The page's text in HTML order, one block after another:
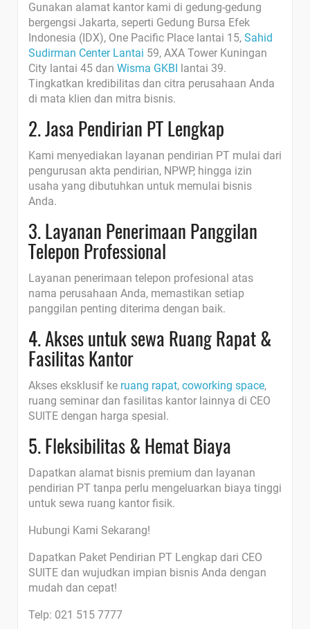
Gunakan alamat kantor kami di gedung-gedung
bergengsi Jakarta, seperti Gedung Bursa Efek
Indonesia (IDX), One Pacific Place lantai 15, Sahid
Sudirman Center Lantai 59, AXA Tower Kuningan
City lantai 45 dan Wisma GKBI
lantai 39.
Tingkatkan kredibilitas dan citra perusahaan Anda
di mata klien dan mitra bisnis.
2. Jasa Pendirian PT Lengkap
Kami menyediakan layanan pendirian PT mulai dari
pengurusan akta pendirian, NPWP, hingga izin
usaha yang dibutuhkan untuk memulai bisnis
Anda.
3. Layanan Penerimaan Panggilan
Telepon Professional
Layanan penerimaan telepon profesional atas
nama perusahaan Anda, memastikan setiap
panggilan penting diterima dengan baik.
4. Akses untuk sewa Ruang Rapat &
Fasilitas Kantor
Akses eksklusif ke ruang rapat, coworking space,
ruang seminar dan fasilitas kantor lainnya di CEO
SUITE dengan harga spesial.
5. Fleksibilitas & Hemat Biaya
Dapatkan alamat bisnis premium dan layanan
pendirian PT tanpa perlu mengeluarkan biaya tinggi
untuk sewa ruang kantor fisik.
Hubungi Kami Sekarang!
Dapatkan Paket Pendirian PT Lengkap dari CEO
SUITE dan wujudkan impian bisnis Anda dengan
mudah dan cepat!
Telp: 021 515 7777